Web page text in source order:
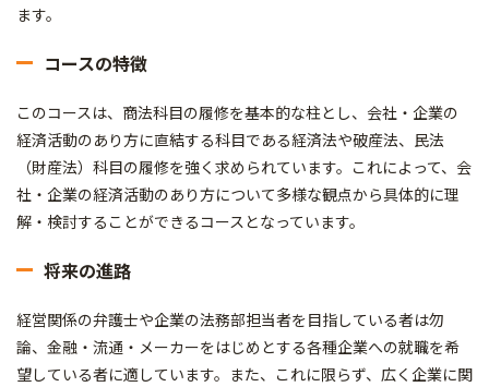
ます。
コースの特徴
このコースは、商法科目の履修を基本的な柱とし、会社・企業の
経済活動のあり方に直結する科目である経済法や破産法、民法
（財産法）科目の履修を強く求められています。これによって、会
社・企業の経済活動のあり方について多様な観点から具体的に理
解・検討することができるコースとなっています。
将来の進路
経営関係の弁護士や企業の法務部担当者を目指している者は勿
論、金融・流通・メーカーをはじめとする各種企業への就職を希
望している者に適しています。また、これに限らず、広く企業に関